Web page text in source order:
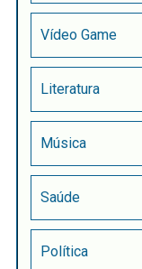
Vídeo Game
Literatura
Música
Saúde
Política